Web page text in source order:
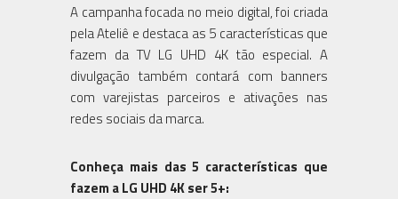
A campanha focada no meio digital, foi criada
pela Ateliê e destaca as 5 características que
fazem da TV LG UHD 4K tão especial. A
divulgação também contará com banners
com varejistas parceiros e ativações nas
redes sociais da marca.
Conheça mais das 5 características que
fazem a LG UHD 4K ser 5+: